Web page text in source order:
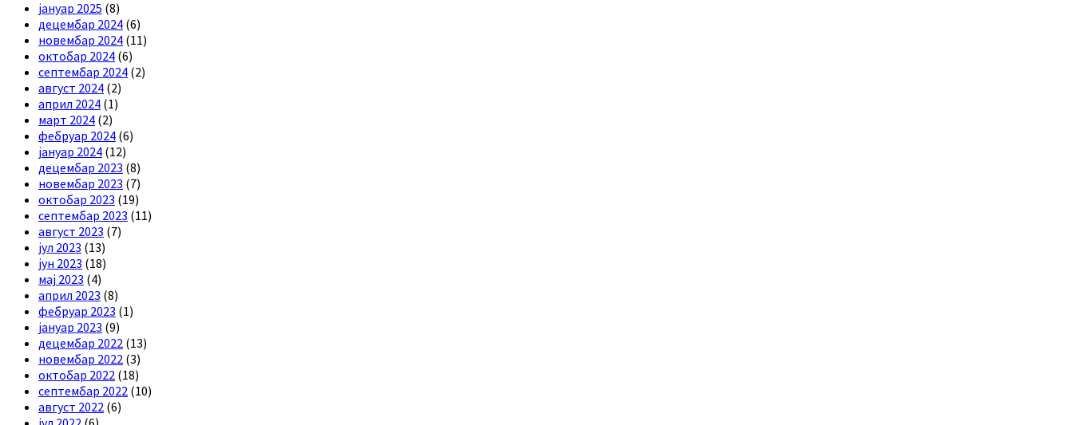
јануар 2025 (8)
децембар 2024 (6)
новембар 2024 (11)
октобар 2024 (6)
септембар 2024 (2)
август 2024 (2)
април 2024 (1)
март 2024 (2)
фебруар 2024 (6)
јануар 2024 (12)
децембар 2023 (8)
новембар 2023 (7)
октобар 2023 (19)
септембар 2023 (11)
август 2023 (7)
јул 2023 (13)
јун 2023 (18)
мај 2023 (4)
април 2023 (8)
фебруар 2023 (1)
јануар 2023 (9)
децембар 2022 (13)
новембар 2022 (3)
октобар 2022 (18)
септембар 2022 (10)
август 2022 (6)